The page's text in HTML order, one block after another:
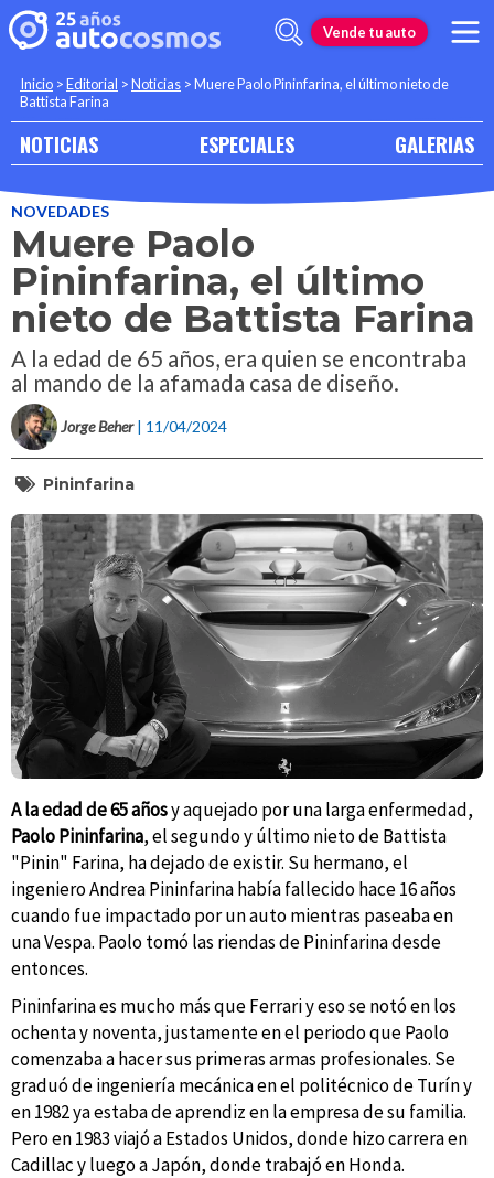
Vende tu auto
Inicio >Editorial >Noticias >Muere Paolo Pininfarina, el último nieto de
Battista Farina
NOTICIAS ESPECIALES GALERIAS
NOVEDADES
Muere Paolo
Pininfarina, el último
nieto de Battista Farina
A la edad de 65 años, era quien se encontraba
al mando de la afamada casa de diseño.
Jorge Beher | 11/04/2024
Pininfarina
A la edad de 65 añosy aquejado por una larga enfermedad,
Paolo Pininfarina, el segundo y último nieto de Battista
"Pinin" Farina, ha dejado de existir. Su hermano, el
ingeniero Andrea Pininfarina había fallecido hace 16 años
cuando fue impactado por un auto mientras paseaba en
una Vespa. Paolo tomó las riendas de Pininfarina desde
entonces.
Pininfarina es mucho más que Ferrari y eso se notó en los
ochenta y noventa, justamente en el periodo que Paolo
comenzaba a hacer sus primeras armas profesionales. Se
graduó de ingeniería mecánica en el politécnico de Turín y
en 1982 ya estaba de aprendiz en la empresa de su familia.
Pero en 1983 viajó a Estados Unidos, donde hizo carrera en
Cadillac y luego a Japón, donde trabajó en Honda.